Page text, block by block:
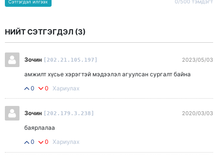
Сэтгэгдэл илгээх
НИЙТ СЭТГЭГДЭЛ (3)
Зочин [202.21.105.197] 2023/05/03
амжилт хүсье хэрэгтэй мэдээлэл агуулсан сургалт байна
0
0 Хариулах
Зочин [202.179.3.238] 2020/03/03
баярлалаа
0
0 Хариулах